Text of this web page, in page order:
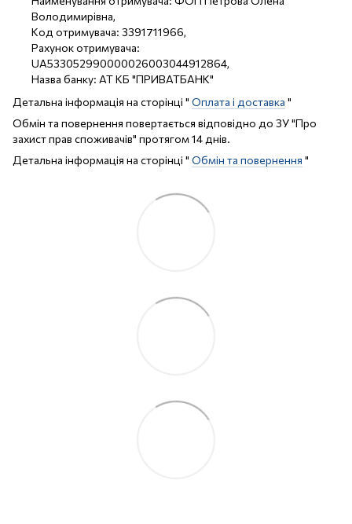
Володимирівна,
Код отримувача: 3391711966,
Рахунок отримувача:
UA533052990000026003044912864,
Назва банку: АТ КБ "ПРИВАТБАНК"
Детальна інформація на сторінці " Оплата і доставка "
Обмін та повернення повертається відповідно до ЗУ "Про
захист прав споживачів" протягом 14 днів.
Детальна інформація на сторінці " Обмін та повернення "